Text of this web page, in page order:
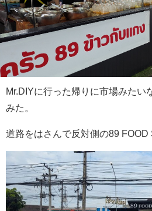
Mr.DIYに行った帰りに市場みたい
みた。
道路をはさんで反対側の89 FOOD